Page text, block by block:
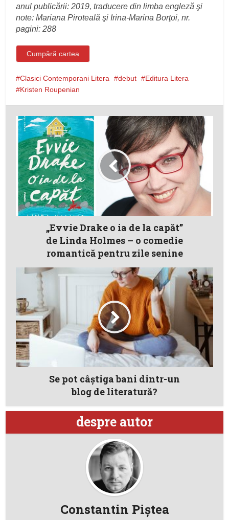
anul publicării: 2019, traducere din limba engleză şi
note: Mariana Piroteală şi Irina-Marina Borţoi, nr.
pagini: 288
Cumpără cartea
Clasici Contemporani Litera debut
Editura Litera
Kristen Roupenian
„Evvie Drake o ia de la capăt”
de Linda Holmes – o comedie
romantică pentru zile senine
Se pot câştiga bani dintr-un
blog de literatură?
despre autor
Constantin Piştea